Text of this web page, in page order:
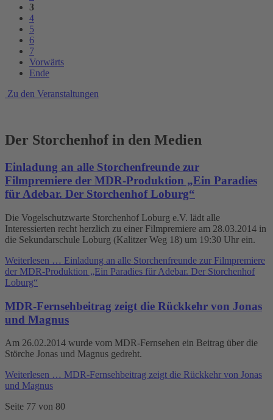
3
4
5
6
7
Vorwärts
Ende
Zu den Veranstaltungen
Der Storchenhof in den Medien
Einladung an alle Storchenfreunde zur
Filmpremiere der MDR-Produktion „Ein Paradies
für Adebar. Der Storchenhof Loburg“
Die Vogelschutzwarte Storchenhof Loburg e.V. lädt alle
Interessierten recht herzlich zu einer Filmpremiere am 28.03.2014 in
die Sekundarschule Loburg (Kalitzer Weg 18) um 19:30 Uhr ein.
Weiterlesen … Einladung an alle Storchenfreunde zur Filmpremiere
der MDR-Produktion „Ein Paradies für Adebar. Der Storchenhof
Loburg“
MDR-Fernsehbeitrag zeigt die Rückkehr von Jonas
und Magnus
Am 26.02.2014 wurde vom MDR-Fernsehen ein Beitrag über die
Störche Jonas und Magnus gedreht.
Weiterlesen … MDR-Fernsehbeitrag zeigt die Rückkehr von Jonas
und Magnus
Seite 77 von 80